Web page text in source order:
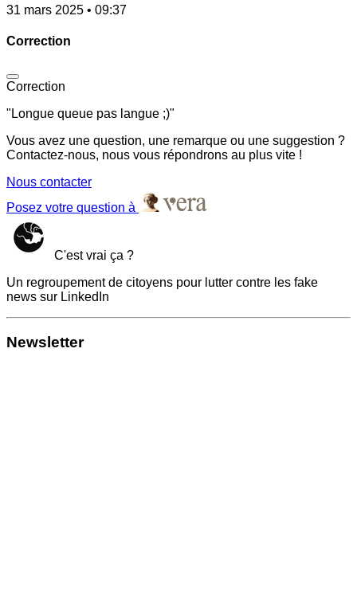
31 mars 2025 • 09:37
Correction
Correction
"Longue queue pas langue ;)"
Vous avez une question, une remarque ou une suggestion ?
Contactez-nous, nous vous répondrons au plus vite !
Nous contacter
Posez votre question à
C'est vrai ça ?
Un regroupement de citoyens pour lutter contre les fake
news sur LinkedIn
Newsletter